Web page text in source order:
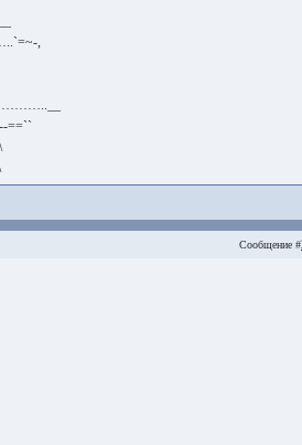
,
Сообщение #